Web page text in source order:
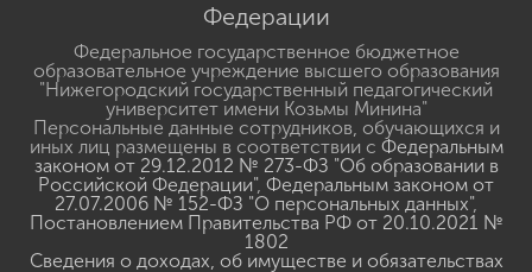
Федерации
Федеральное государственное бюджетное
образовательное учреждение высшего образования
"Нижегородский государственный педагогический
университет имени Козьмы Минина"
Персональные данные сотрудников, обучающихся и
иных лиц размещены в соответствии с Федеральным
законом от 29.12.2012 № 273-ФЗ "Об образовании в
Российской Федерации", Федеральным законом от
27.07.2006 № 152-ФЗ "О персональных данных",
Постановлением Правительства РФ от 20.10.2021 №
1802
Сведения о доходах, об имуществе и обязательствах